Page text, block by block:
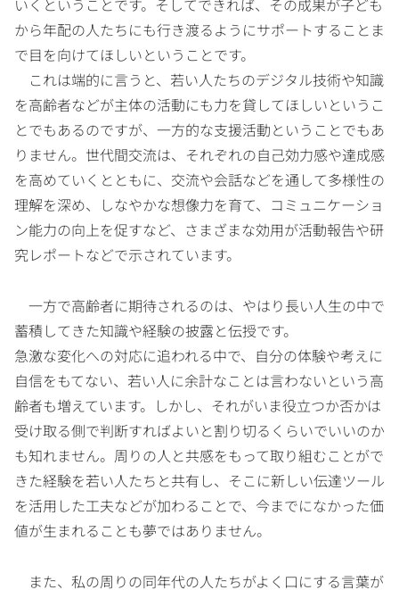
いくということです。そしてできれば、その成果が子ども
から年配の人たちにも行き渡るようにサポートすることま
で目を向けてほしいということです。
これは端的に言うと、若い人たちのデジタル技術や知識
を高齢者などが主体の活動にも力を貸してほしいというこ
とでもあるのですが、一方的な支援活動ということでもあ
りません。世代間交流は、それぞれの自己効力感や達成感
を高めていくとともに、交流や会話などを通して多様性の
理解を深め、しなやかな想像力を育て、コミュニケーショ
ン能力の向上を促すなど、さまざまな効用が活動報告や研
究レポートなどで示されています。
一方で高齢者に期待されるのは、やはり長い人生の中で
蓄積してきた知識や経験の披露と伝授です。
急激な変化への対応に追われる中で、自分の体験や考えに
自信をもてない、若い人に余計なことは言わないという高
齢者も増えています。しかし、それがいま役立つか否かは
受け取る側で判断すればよいと割り切るくらいでいいのか
も知れません。周りの人と共感をもって取り組むことがで
きた経験を若い人たちと共有し、そこに新しい伝達ツール
を活用した工夫などが加わることで、今までになかった価
値が生まれることも夢ではありません。
また、私の周りの同年代の人たちがよく口にする言葉が